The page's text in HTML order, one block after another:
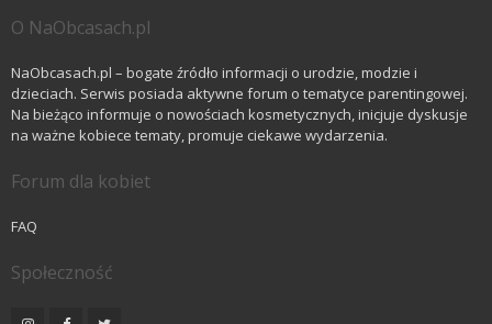
O NaObcasach.pl
NaObcasach.pl – bogate źródło informacji o urodzie, modzie i
dzieciach. Serwis posiada aktywne forum o tematyce parentingowej.
Na bieżąco informuje o nowościach kosmetycznych, inicjuje dyskusje
na ważne kobiece tematy, promuje ciekawe wydarzenia.
Forum dla kobiet
FAQ
Społeczność